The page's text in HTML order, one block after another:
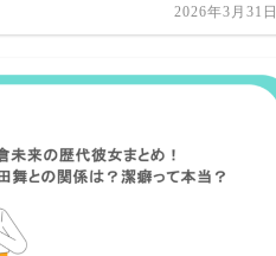
2026年3月31日